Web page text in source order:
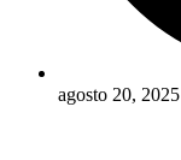
agosto 20, 2025